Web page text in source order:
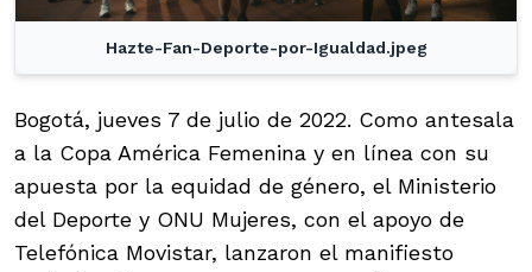
Hazte-Fan-Deporte-por-Igualdad.jpeg
Bogotá, jueves 7 de julio de 2022. Como antesala
a la Copa América Femenina y en línea con su
apuesta por la equidad de género, el Ministerio
del Deporte y ONU Mujeres, con el apoyo de
Telefónica Movistar, lanzaron el manifiesto